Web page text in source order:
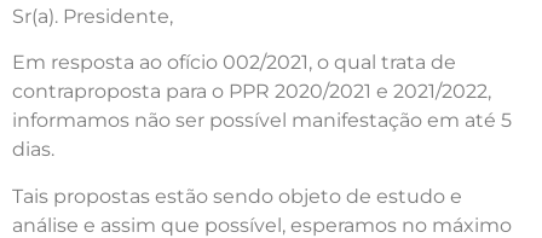
Sr(a). Presidente,
Em resposta ao ofício 002/2021, o qual trata de
contraproposta para o PPR 2020/2021 e 2021/2022,
informamos não ser possível manifestação em até 5
dias.
Tais propostas estão sendo objeto de estudo e
análise e assim que possível, esperamos no máximo